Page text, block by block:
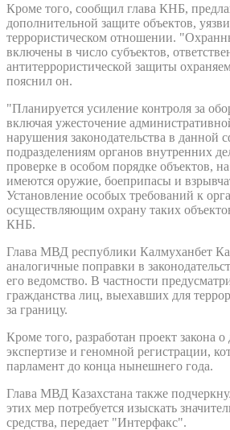
Кроме того, сообщил глава КНБ,
дополнительной защите объектов,
террористическом отношении.
включены в число субъектов,
антитеррористической защиты
пояснил он.
"Планируется усиление контроля за
включая ужесточение
нарушения законодательства в данной
подразделениям органов внутренних
проверке в особом порядке объектов,
имеются оружие, боеприпасы и
Установление особых требований к
осуществляющим охрану таких
КНБ.
Глава МВД республики Калмуханбет
аналогичные поправки в
его ведомство. В частности
гражданства лиц, выехавших для
за границу.
Кроме того, разработан проект закона
экспертизе и геномной регистрации,
парламент до конца нынешнего года.
Глава МВД Казахстана также
этих мер потребуется изыскать
средства, передает "Интерфакс".